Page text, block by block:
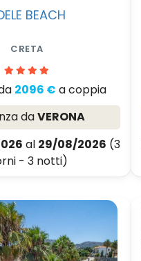
BEACH
CRETA
2096 € a coppia
daVERONA
al 29/08/2026 (3
- 3 notti)